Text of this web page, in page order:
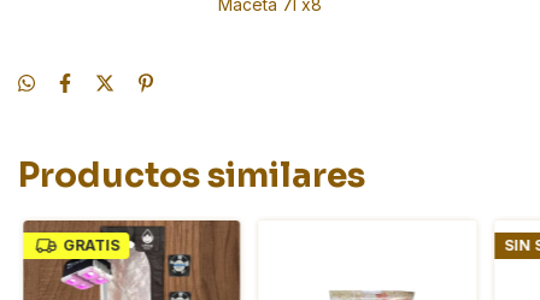
Maceta 7l x8
Productos similares
GRATIS SIN